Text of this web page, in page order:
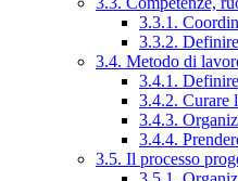
3.3.1.
3.3.2.
3.4. Metodo di
3.4.1.
3.4.2. Curare
3.4.3.
3.4.4.
3.5. Il processo